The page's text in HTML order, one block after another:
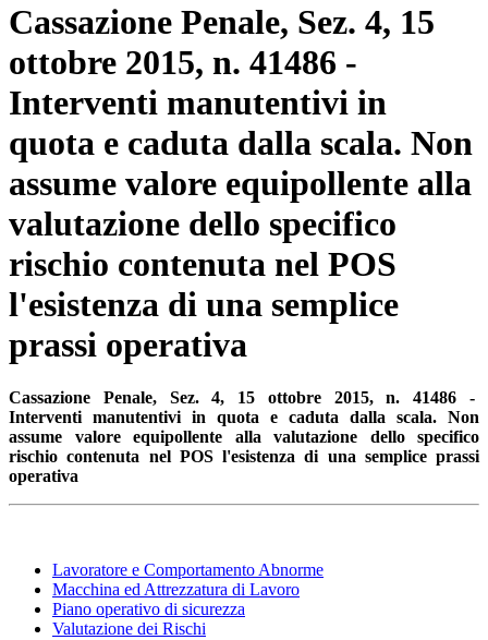
Cassazione Penale, Sez. 4, 15
ottobre 2015, n. 41486 -
Interventi manutentivi in
quota e caduta dalla scala. Non
assume valore equipollente alla
valutazione dello specifico
rischio contenuta nel POS
l'esistenza di una semplice
prassi operativa
Cassazione Penale, Sez. 4, 15 ottobre 2015, n. 41486 -
Interventi manutentivi in quota e caduta dalla scala. Non
assume valore equipollente alla valutazione dello specifico
rischio contenuta nel POS l'esistenza di una semplice prassi
operativa
Lavoratore e Comportamento Abnorme
Macchina ed Attrezzatura di Lavoro
Piano operativo di sicurezza
Valutazione dei Rischi